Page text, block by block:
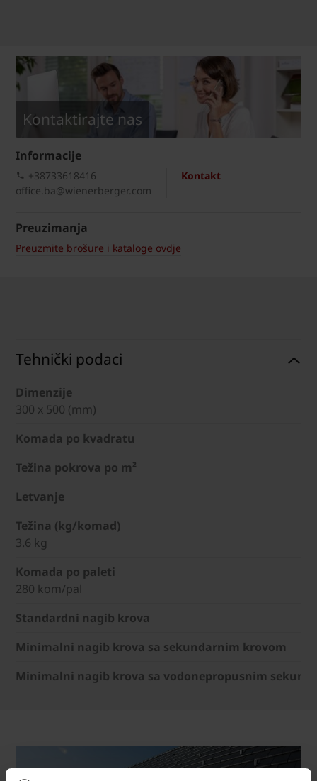
Kontaktirajte nas
Informacije
Kontakt
+38733618416
office.ba@wienerberger.com
Preuzimanja
Preuzmite brošure i kataloge ovdje
Tehnički podaci
Dimenzije
300 x 500 (mm)
Komada po kvadratu
Težina pokrova po m²
Letvanje
Težina (kg/komad)
3.6 kg
Komada po paleti
280 kom/pal
Standardni nagib krova
Minimalni nagib krova sa sekundarnim krovom
Minimalni nagib krova sa vodonepropusnim